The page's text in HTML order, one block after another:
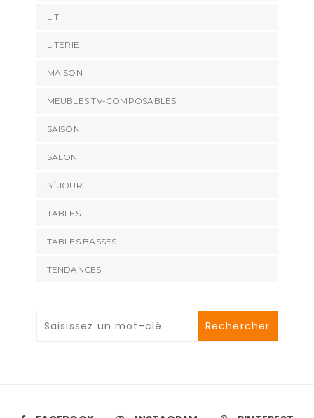
LIT
LITERIE
MAISON
MEUBLES TV-COMPOSABLES
SAISON
SALON
SÉJOUR
TABLES
TABLES BASSES
TENDANCES